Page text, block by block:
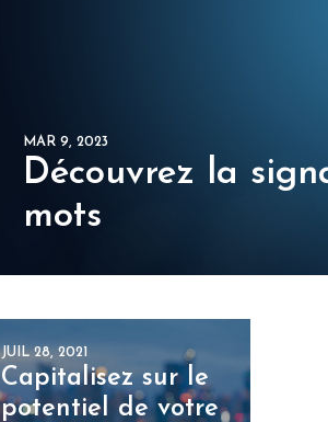
MAR 9, 2023
Découvrez la
mots
JUIL 28, 2021
Capitalisez sur le
potentiel de votre